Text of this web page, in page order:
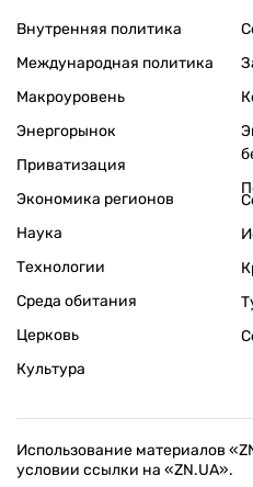
Внутренняя политика
Международная политика
Макроуровень
Энергорынок
Приватизация
Экономика регионов
Наука
Технологии
Среда обитания
Церковь
Культура
Использование материалов
условии ссылки на «ZN.UA».